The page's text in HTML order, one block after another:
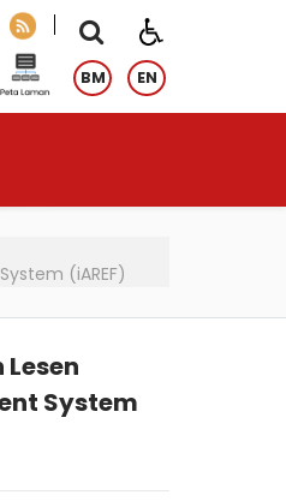
BM EN
(iAREF)
System